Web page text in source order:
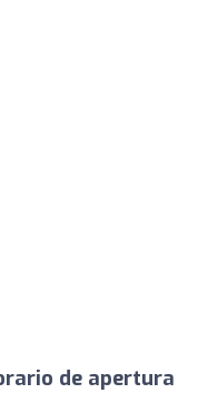
de apertura